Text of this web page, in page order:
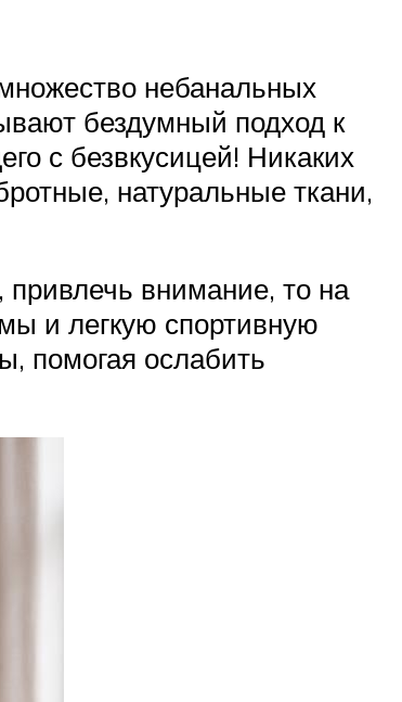
небанальных
бездумный подход к
с безвкусицей! Никаких
натуральные ткани,
привлечь внимание, то на
и легкую спортивную
помогая ослабить